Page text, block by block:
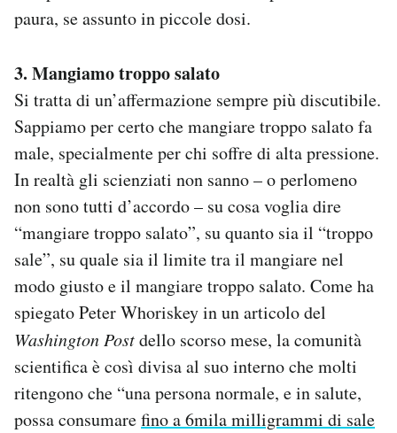
paura, se assunto in piccole dosi.
3. Mangiamo troppo salato
Si tratta di un’affermazione sempre più discutibile.
Sappiamo per certo che mangiare troppo salato fa
male, specialmente per chi soffre di alta pressione.
In realtà gli scienziati non sanno – o perlomeno
non sono tutti d’accordo – su cosa voglia dire
“mangiare troppo salato”, su quanto sia il “troppo
sale”, su quale sia il limite tra il mangiare nel
modo giusto e il mangiare troppo salato. Come ha
spiegato Peter Whoriskey in un articolo del
Washington Postdello scorso mese, la comunità
scientifica è così divisa al suo interno che molti
ritengono che “una persona normale, e in salute,
possa consumarefino a 6mila milligrammi di sale